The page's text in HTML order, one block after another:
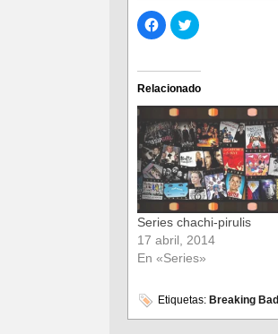
Haz
clic
para
Facebook
(Se
abre
en
una
ventana
nueva)
Haz
clic
Twitter
(Se
abre
en
una
ventana
nueva)
Relacionado
Series chachi-pirulis
17 abril, 2014
En «Series»
Etiquetas: Breaking Bad